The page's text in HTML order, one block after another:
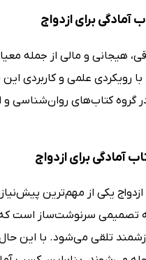
آمادگی برای ازدواج
هیجانی و مالی از جمله
با رویکردی علمی و کاربردی
گروه کتاب‌های روان‌شناسی
آمادگی برای ازدواج
ازدواج یکی از مهم‌ترین
تصمیمی سرنوشت‌ساز است که
تلقی می‌شود. با این حال،